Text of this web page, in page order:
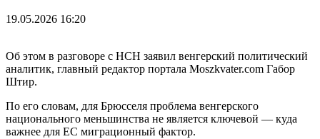
19.05.2026 16:20
Об этом в разговоре с НСН заявил венгерский политический
аналитик, главный редактор портала Moszkvater.com Габор
Штир.
По его словам, для Брюсселя проблема венгерского
национального меньшинства не является ключевой — куда
важнее для ЕС миграционный фактор.